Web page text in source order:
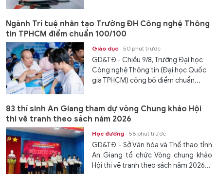
Ngành Trí tuệ nhân tạo Trường ĐH Công nghệ Thông
tin TPHCM điểm chuẩn 100/100
Giáo dục 50 phút trước
GD&TĐ - Chiều 9/8, Trường Đại học
Công nghệ Thông tin (Đại học Quốc
gia TPHCM) công bố điểm chuẩn...
83 thí sinh An Giang tham dự vòng Chung khảo Hội
thi vẽ tranh theo sách năm 2026
Học đường 58 phút trước
GD&TĐ - Sở Văn hóa và Thể thao tỉnh
An Giang tổ chức Vòng chung khảo
Hội thi vẽ tranh theo sách năm 2026...